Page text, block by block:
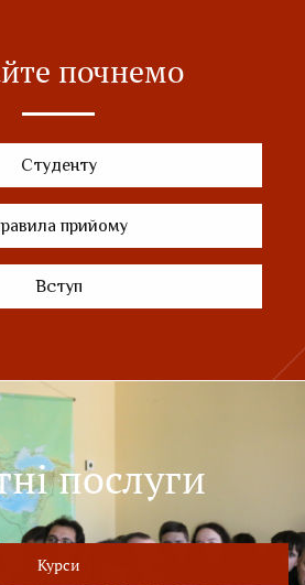
почнемо
Студенту
прийому
Вступ
послуги
Курси